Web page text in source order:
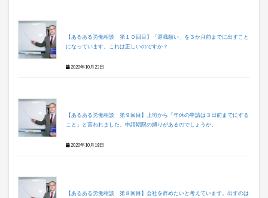
【あるある労働相談 第１０回目】「退職願い」を３か月前までに出すこと
になっています。これは正しいのですか？
2020年10月23日
【あるある労働相談 第９回目】上司から「年休の申請は３日前までにする
こと」と言われました。申請期限の縛りがあるのでしょうか。
2020年10月18日
【あるある労働相談 第８回目】会社を辞めたいと考えています。出すのは